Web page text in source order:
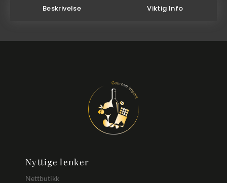
Beskrivelse Viktig Info
Hvorav mettede fettsyrer: 2,3g
Nyttige lenker
Nettbutikk